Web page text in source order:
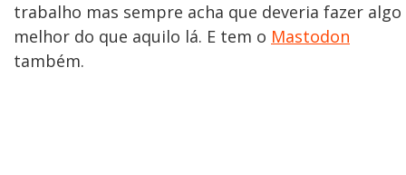
trabalho mas sempre acha que deveria fazer algo
melhor do que aquilo lá. E tem o Mastodon
também.